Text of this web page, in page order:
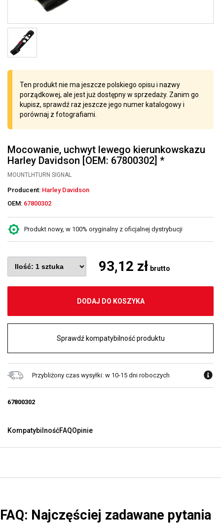
Ten produkt nie ma jeszcze polskiego opisu i nazwy
porządkowej, ale jest już dostępny w sprzedaży. Zanim go
kupisz, sprawdź raz jeszcze jego numer katalogowy i
porównaj z fotografiami.
Mocowanie, uchwyt lewego kierunkowskazu
Harley Davidson [OEM: 67800302] *
MOUNTLHTURN SIGNAL
Producent: Harley Davidson
OEM: 67800302
Produkt nowy, w 100% oryginalny z oficjalnej dystrybucji
93,12 zł brutto
DODAJ DO KOSZYKA
Sprawdź kompatybilność produktu
Przybliżony czas wysyłki: w 10-15 dni roboczych
67800302
KompatybilnośćFAQOpinie
FAQ: Najczęściej zadawane pytania